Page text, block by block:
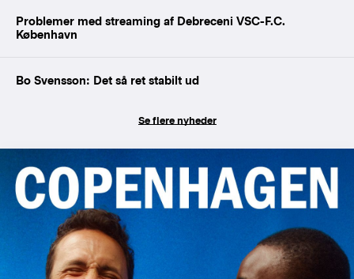
Problemer med streaming af Debreceni VSC-F.C.
København
Bo Svensson: Det så ret stabilt ud
Se flere nyheder